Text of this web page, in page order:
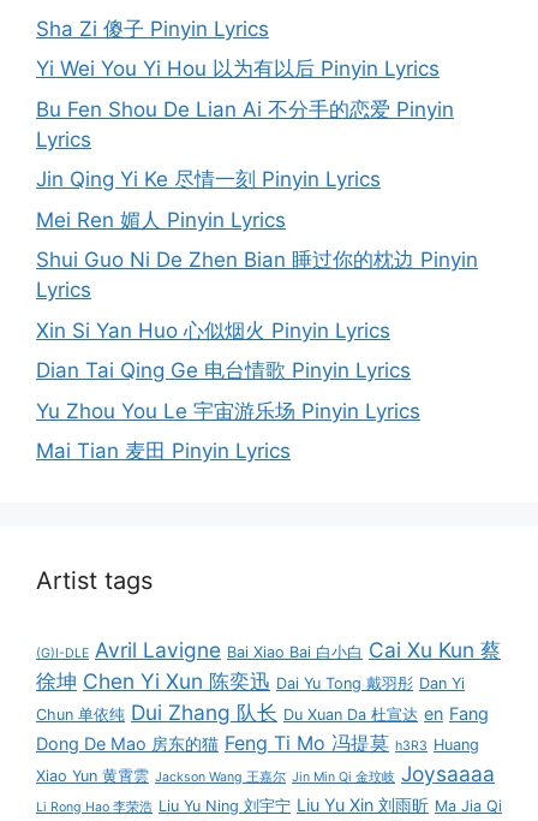
Sha Zi 傻子 Pinyin Lyrics
Yi Wei You Yi Hou 以为有以后 Pinyin Lyrics
Bu Fen Shou De Lian Ai 不分手的恋爱 Pinyin
Lyrics
Jin Qing Yi Ke 尽情一刻 Pinyin Lyrics
Mei Ren 媚人 Pinyin Lyrics
Shui Guo Ni De Zhen Bian 睡过你的枕边 Pinyin
Lyrics
Xin Si Yan Huo 心似烟火 Pinyin Lyrics
Dian Tai Qing Ge 电台情歌 Pinyin Lyrics
Yu Zhou You Le 宇宙游乐场 Pinyin Lyrics
Mai Tian 麦田 Pinyin Lyrics
Artist tags
(G)I-DLE Avril Lavigne Bai Xiao Bai 白小白 Cai Xu Kun 蔡
徐坤 Chen Yi Xun 陈奕迅 Dai Yu Tong 戴羽彤 Dan Yi
Chun 单依纯 Dui Zhang 队长 Du Xuan Da 杜宣达 en Fang
Dong De Mao 房东的猫 Feng Ti Mo 冯提莫 h3R3 Huang
Xiao Yun 黄霄雲 Jackson Wang 王嘉尔 Jin Min Qi 金玟岐 Joysaaaa
Li Rong Hao 李荣浩 Liu Yu Ning 刘宇宁 Liu Yu Xin 刘雨昕 Ma Jia Qi